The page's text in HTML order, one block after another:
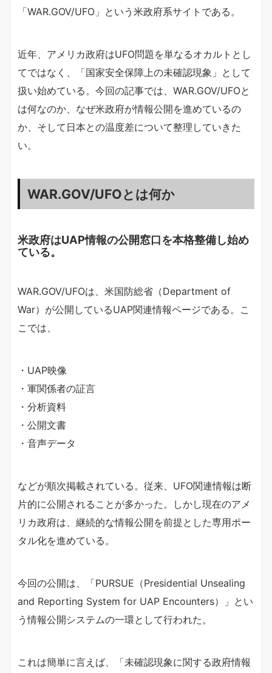
「WAR.GOV/UFO」という米政府系サイトである。
近年、アメリカ政府はUFO問題を単なるオカルトとし
てではなく、「国家安全保障上の未確認現象」として
扱い始めている。今回の記事では、WAR.GOV/UFOと
は何なのか、なぜ米政府が情報公開を進めているの
か、そして日本との温度差について整理していきた
い。
WAR.GOV/UFOとは何か
米政府はUAP情報の公開窓口を本格整備し始め
ている。
WAR.GOV/UFOは、米国防総省（Department of
War）が公開しているUAP関連情報ページである。こ
こでは、
・UAP映像
・軍関係者の証言
・分析資料
・公開文書
・音声データ
などが順次掲載されている。従来、UFO関連情報は断
片的に公開されることが多かった。しかし現在のアメ
リカ政府は、継続的な情報公開を前提とした専用ポー
タル化を進めている。
今回の公開は、「PURSUE（Presidential Unsealing
and Reporting System for UAP Encounters）」とい
う情報公開システムの一環として行われた。
これは簡単に言えば、「未確認現象に関する政府情報